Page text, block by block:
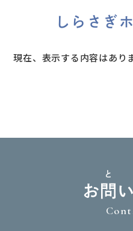
しらさぎ
現在、表示する内容はあり
お問
と
い